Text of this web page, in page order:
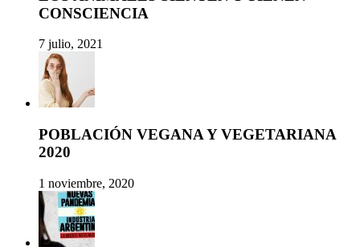
CONSCIENCIA
7 julio, 2021
POBLACIÓN VEGANA Y VEGETARIANA
2020
1 noviembre, 2020